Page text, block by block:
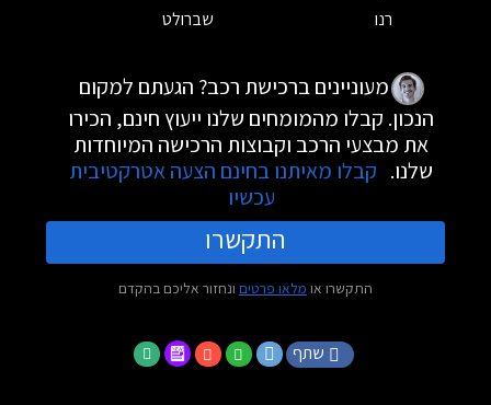
רנו
שברולט
מעוניינים ברכישת רכב? הגעתם למקום
הנכון. קבלו מהמומחים שלנו ייעוץ חינם, הכירו
את מבצעי הרכב וקבוצות הרכישה המיוחדות
שלנו. קבלו מאיתנו בחינם הצעה אטרקטיבית
עכשיו
התקשרו
התקשרו או מלאו פרטים ונחזור אליכם בהקדם
שתף